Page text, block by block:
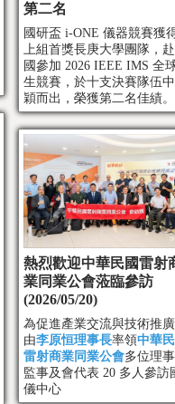
第二名
國研盃 i-ONE 儀器競賽獲
上組首獎長庚大學團隊，
國參加 2026 IEEE IMS 全
生競賽，於十支決賽隊伍
穎而出，榮獲第二名佳績。
熱烈歡迎中華民國雷射
業同業公會蒞臨參訪
(2026/05/20)
為促進產業交流與技術推廣
由李原恒理事長率領中華
雷射商業同業公會多位理事
監事及會代表 20 多人參訪
儀中心